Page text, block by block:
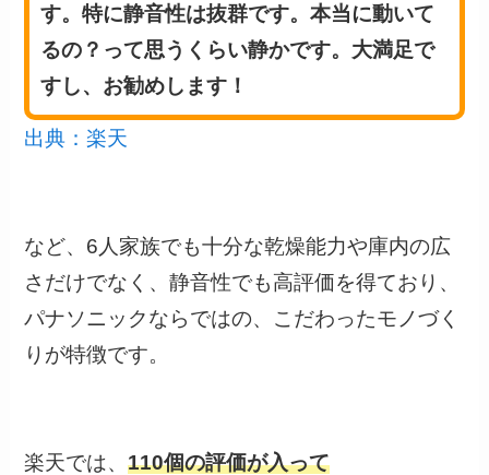
す。特に静音性は抜群です。本当に動いて
るの？って思うくらい静かです。大満足で
すし、お勧めします！
出典：楽天
など、6人家族でも十分な乾燥能力や庫内の広
さだけでなく、静音性でも高評価を得ており、
パナソニックならではの、こだわったモノづく
りが特徴です。
楽天では、110個の評価が入って